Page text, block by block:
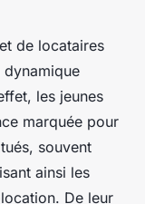
de locataires
les jeunes
marquée pour
souvent
ainsi les
De leur